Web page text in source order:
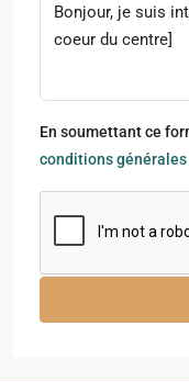
En soumettant ce
conditions générales